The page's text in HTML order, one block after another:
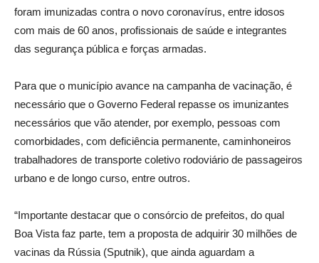
foram imunizadas contra o novo coronavírus, entre idosos
com mais de 60 anos, profissionais de saúde e integrantes
das segurança pública e forças armadas.
Para que o município avance na campanha de vacinação, é
necessário que o Governo Federal repasse os imunizantes
necessários que vão atender, por exemplo, pessoas com
comorbidades, com deficiência permanente, caminhoneiros
trabalhadores de transporte coletivo rodoviário de passageiros
urbano e de longo curso, entre outros.
“Importante destacar que o consórcio de prefeitos, do qual
Boa Vista faz parte, tem a proposta de adquirir 30 milhões de
vacinas da Rússia (Sputnik), que ainda aguardam a